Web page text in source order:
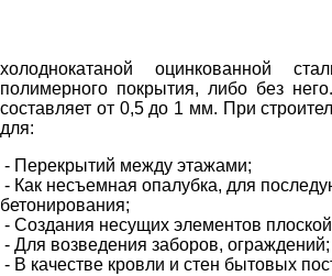
холоднокатаной оцинкованной
полимерного покрытия, либо без
составляет от 0,5 до 1 мм. При
для:
- Перекрытий между этажами;
- Как несъемная опалубка, для
бетонирования;
- Создания несущих элементов
- Для возведения заборов, ограждений;
- В качестве кровли и стен бытовых